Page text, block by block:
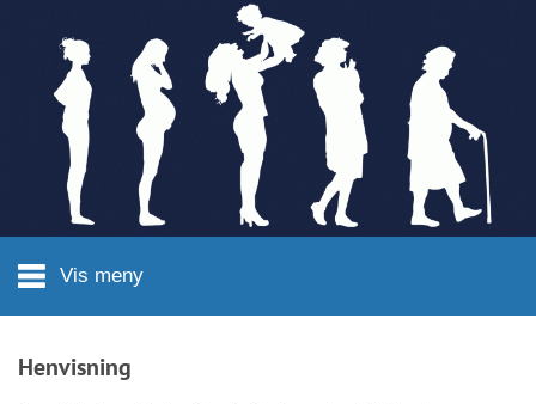
Vis meny
Henvisning